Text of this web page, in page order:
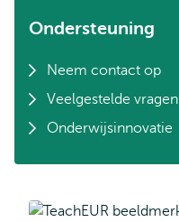
Ondersteuning
Neem contact op
Veelgestelde vragen
Onderwijsinnovatie